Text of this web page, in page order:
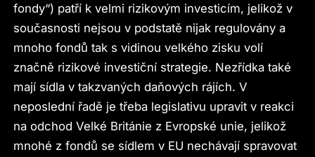
fondy“) patří k velmi rizikovým investicím, jelikož v
současnosti nejsou v podstatě nijak regulovány a
mnoho fondů tak s vidinou velkého zisku volí
značně rizikové investiční strategie. Nezřídka také
mají sídla v takzvaných daňových rájích. V
neposlední řadě je třeba legislativu upravit v reakci
na odchod Velké Británie z Evropské unie, jelikož
mnohé z fondů se sídlem v EU nechávají spravovat